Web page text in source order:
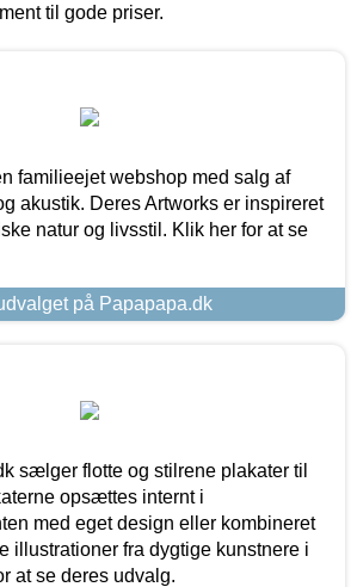
til gode priser.
familieejet webshop med salg af
akustik. Deres Artworks er inspireret
natur og livsstil. Klik her for at se
på Papapapa.dk
sælger flotte og stilrene plakater til
opsættes internt i
med eget design eller kombineret
illustrationer fra dygtige kunstnere i
at se deres udvalg.